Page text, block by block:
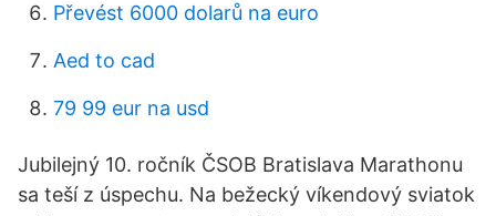
Převést 6000 dolarů na euro
Aed to cad
79 99 eur na usd
Jubilejný 10. ročník ČSOB Bratislava Marathonu
sa teší z úspechu. Na bežecký víkendový sviatok